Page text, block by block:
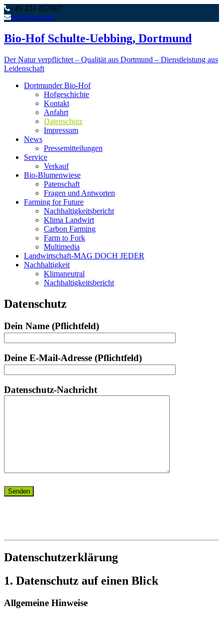
+49 231 857007
dsu@dosu.de
Bio-Hof Schulte-Uebbing, Dortmund
Der Natur verpflichtet – Qualität aus Dortmund – Dienstleistung aus
Leidenschaft
Dortmunder Bio-Hof
Hofgeschichte
Kontakt
Anfahrt
Datenschutz
Impressum
News
Pressemitteilungen
Service
Verkauf
Bio-Blumenwiese
Patenschaft
Fragen und Antworten
Farming for Future
Nachhaltigkeitsbericht
Klima Landwirt
Carbon Farming
Farm to Fork
Multimedia
Landwirtschaft-MAG DOCH JEDER
Nachhaltigkeit
Klimaneutral
Nachhaltigkeitsbericht
Datenschutz
Dein Name (Pflichtfeld)
Deine E-Mail-Adresse (Pflichtfeld)
Datenschutz-Nachricht
Datenschutz­erklärung
1. Datenschutz auf einen Blick
Allgemeine Hinweise